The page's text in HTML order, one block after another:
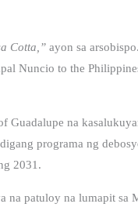
Cotta,” ayon sa arsobispo.
Nuncio to the
Guadalupe na
programa ng
2031.
na patuloy na lumapit sa